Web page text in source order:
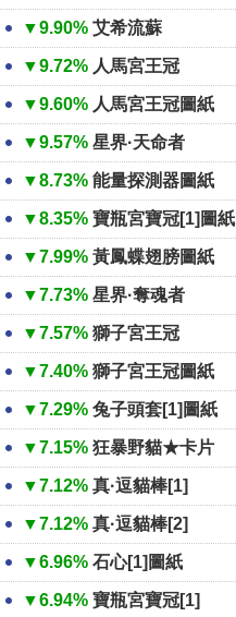
▼9.90% 艾希流蘇
▼9.72% 人馬宮王冠
▼9.60% 人馬宮王冠圖紙
▼9.57% 星界·天命者
▼8.73% 能量探測器圖紙
▼8.35% 寶瓶宮寶冠[1]圖紙
▼7.99% 黃鳳蝶翅膀圖紙
▼7.73% 星界·奪魂者
▼7.57% 獅子宮王冠
▼7.40% 獅子宮王冠圖紙
▼7.29% 兔子頭套[1]圖紙
▼7.15% 狂暴野貓★卡片
▼7.12% 真·逗貓棒[1]
▼7.12% 真·逗貓棒[2]
▼6.96% 石心[1]圖紙
▼6.94% 寶瓶宮寶冠[1]